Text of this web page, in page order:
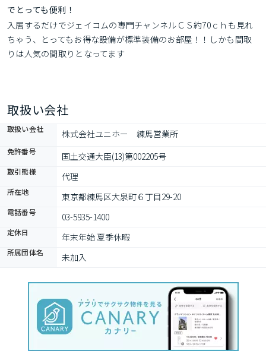
でとっても便利！
入居するだけでジェイコムの専門チャンネルＣＳ約70ｃｈも見れ
ちゃう、とってもお得な設備が標準装備のお部屋！！しかも間取
りは人気の間取りとなってます
取扱い会社
取扱い会社 株式会社ユニホー　練馬営業所
免許番号 国土交通大臣(13)第002205号
取引態様 代理
所在地 東京都練馬区大泉町６丁目29-20
電話番号 03-5935-1400
定休日 年末年始 夏季休暇
所属団体名 未加入